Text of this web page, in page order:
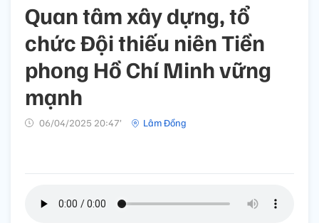
Quan tâm xây dựng, tổ
chức Đội thiếu niên Tiền
phong Hồ Chí Minh vững
mạnh
06/04/2025 20:47’ Lâm Đồng